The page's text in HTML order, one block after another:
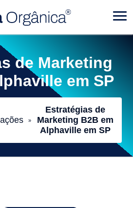
de Marketing
em SP
»
Estratégias de
Marketing B2B em
Alphaville em SP